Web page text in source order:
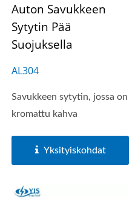
Auton Savukkeen
Sytytin Pää
Suojuksella
AL304
Savukkeen sytytin, jossa on
kromattu kahva
Yksityiskohdat